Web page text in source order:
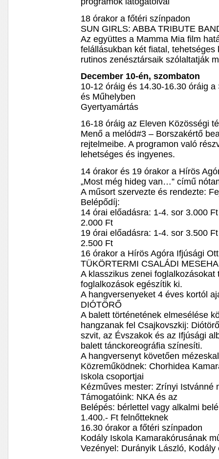
18 órakor a főtéri színpadon
SUN GIRLS: ABBA TRIBUTE
Az együttes a Mamma Mia film
felállásukban két fiatal,
rutinos zenésztársaik szólaltatják
December 10-én, szombaton
10-12 óráig és 14.30-16.30 óráig
és Műhelyben
Gyertyamártás
16-18 óráig az Eleven Közösségi
Menő a melód#3 – Borszakértő
rejtelmeibe. A programon való
lehetséges és ingyenes.
14 órakor és 19 órakor a Hírös
„Most még hideg van…” című
A műsort szervezte és rendezte:
Belépődíj:
14 órai előadásra: 1-4. sor 3.000
2.000 Ft
19 órai előadásra: 1-4. sor 3.500
2.500 Ft
16 órakor a Hírös Agóra Ifjúsági
TÜKÖRTERMI CSALÁDI
A klasszikus zenei
foglalkozások egészítik ki.
A hangversenyeket 4 éves kortól
DIÓTÖRŐ
A balett történetének elmesélése
hangzanak fel Csajkovszkij:
szvit, az Évszakok és az Ifjúsági
balett tánckoreográfia színesíti.
A hangversenyt követően
Közreműködnek: Chorhidea
Iskola csoportjai
Kézműves mester: Zrínyi Istvánné
Támogatóink: NKA és az
Belépés: bérlettel vagy alkalmi
1.400.- Ft felnőtteknek
16.30 órakor a főtéri színpadon
Kodály Iskola Kamarakórusának
Vezényel: Durányik László,